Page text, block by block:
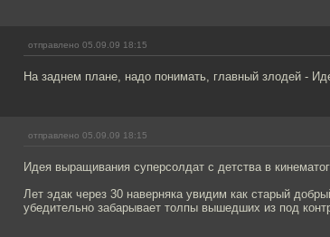
отправлено 05.09.09 18:15
На заднем плане, надо понимать, главный злодей -
отправлено 05.09.09 18:15
Идея выращивания суперсолдат с детства в
Лет эдак через 30 наверняка увидим как старый
убедительно забарывает толпы вышедших из под